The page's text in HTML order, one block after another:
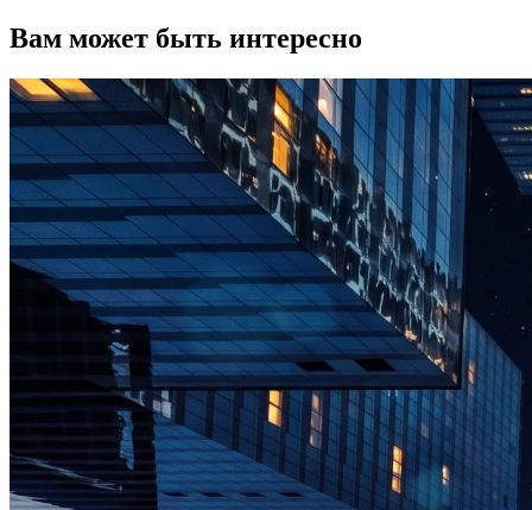
Вам может быть интересно